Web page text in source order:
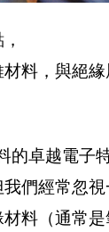
料，與絕
的卓越電子
們經常忽視
料（通常